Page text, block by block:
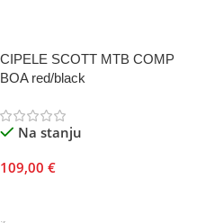
CIPELE SCOTT MTB COMP
BOA red/black
Na stanju
109,00 €